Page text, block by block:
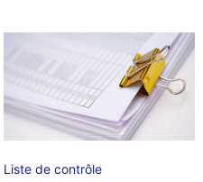
Liste de contrôle